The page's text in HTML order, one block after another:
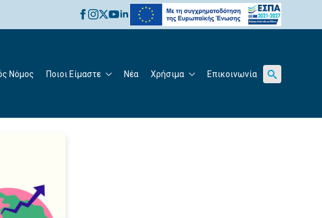
Νόμος Ποιοι Είμαστε Νέα Χρήσιμα Επικοινωνία
for: